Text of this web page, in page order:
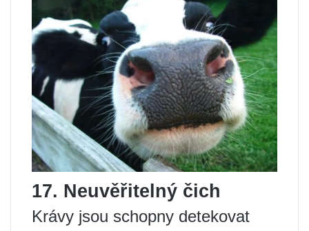
17. Neuvěřitelný čich
Krávy jsou schopny detekovat